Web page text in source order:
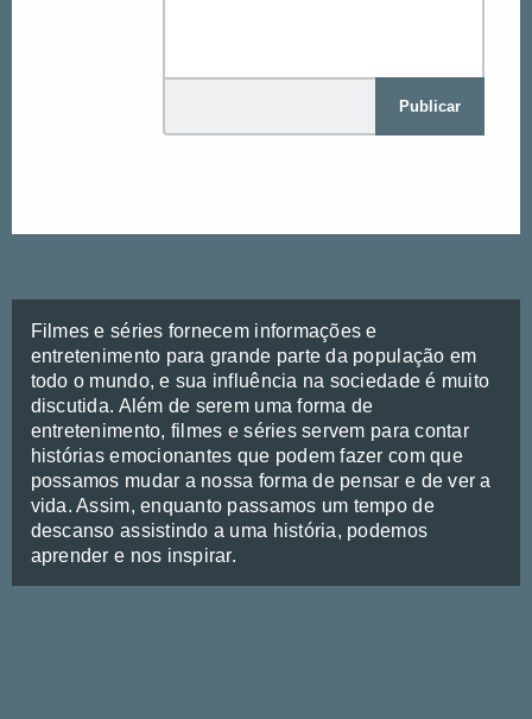
Publicar
Filmes e séries fornecem informações e
entretenimento para grande parte da população em
todo o mundo, e sua influência na sociedade é muito
discutida. Além de serem uma forma de
entretenimento, filmes e séries servem para contar
histórias emocionantes que podem fazer com que
possamos mudar a nossa forma de pensar e de ver a
vida. Assim, enquanto passamos um tempo de
descanso assistindo a uma história, podemos
aprender e nos inspirar.